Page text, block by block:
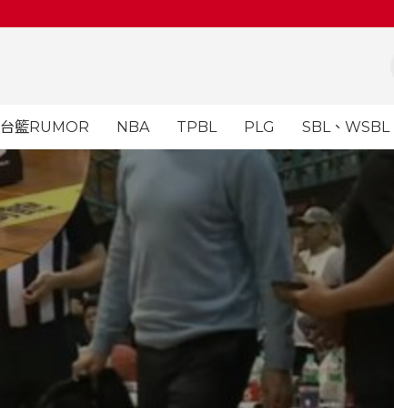
台籃RUMOR NBA TPBL PLG SBL、WSBL